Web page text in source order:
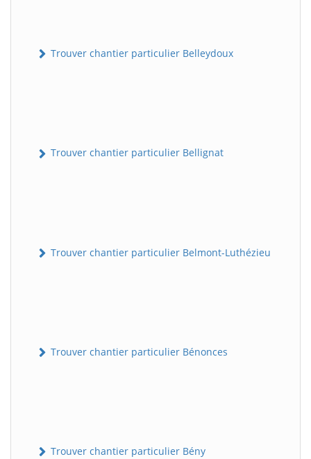
Trouver chantier particulier Belleydoux
Trouver chantier particulier Bellignat
Trouver chantier particulier Belmont-Luthézieu
Trouver chantier particulier Bénonces
Trouver chantier particulier Bény